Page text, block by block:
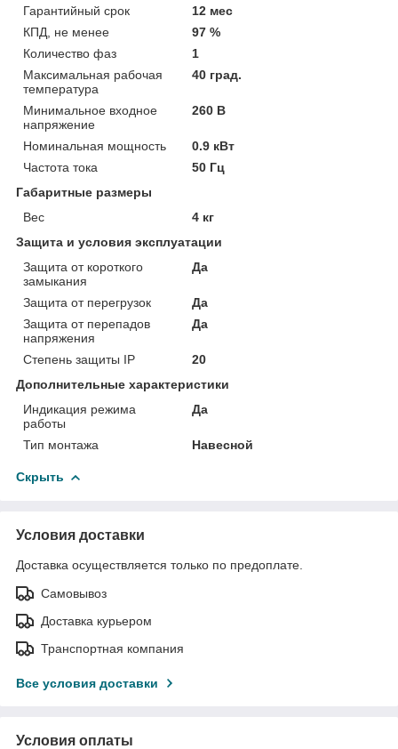
Гарантийный срок
12 мес
КПД, не менее
97 %
Количество фаз
1
Максимальная рабочая
температура
40 град.
Минимальное входное
напряжение
260 В
Номинальная мощность
0.9 кВт
Частота тока
50 Гц
Габаритные размеры
Вес
4 кг
Защита и условия эксплуатации
Защита от короткого
замыкания
Да
Защита от перегрузок
Да
Защита от перепадов
напряжения
Да
Степень защиты IP
20
Дополнительные характеристики
Индикация режима
работы
Да
Тип монтажа Навесной
Скрыть
Условия доставки
Доставка осуществляется только по предоплате.
Самовывоз
Доставка курьером
Транспортная компания
Все условия доставки
Условия оплаты